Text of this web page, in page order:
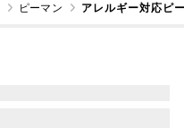
ピーマン アレルギー対応ピ